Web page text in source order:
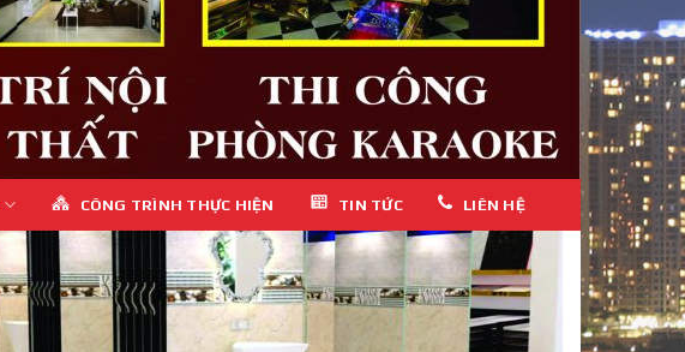
CÔNG TRÌNH THỰC HIỆN TIN TỨC LIÊN HỆ